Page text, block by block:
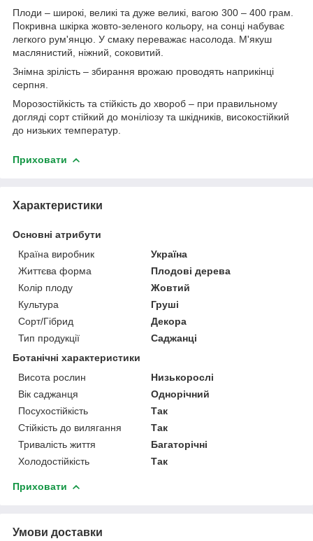
Плоди – широкі, великі та дуже великі, вагою 300 – 400 грам.
Покривна шкірка жовто-зеленого кольору, на сонці набуває
легкого рум'янцю. У смаку переважає насолода. М'якуш
маслянистий, ніжний, соковитий.
Знімна зрілість – збирання врожаю проводять наприкінці
серпня.
Морозостійкість та стійкість до хвороб – при правильному
догляді сорт стійкий до моніліозу та шкідників, високостійкий
до низьких температур.
Приховати
Характеристики
Основні атрибути
Країна виробник
Україна
Життєва форма
Плодові дерева
Колір плоду
Жовтий
Культура
Груші
Сорт/Гібрид
Декора
Тип продукції
Саджанці
Ботанічні характеристики
Висота рослин
Низькорослі
Вік саджанця
Однорічний
Посухостійкість
Так
Стійкість до вилягання
Так
Тривалість життя
Багаторічні
Холодостійкість
Так
Приховати
Умови доставки